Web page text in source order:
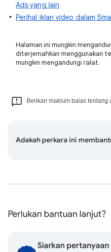
Ads yang lain
Perihal iklan video dalam
Halaman ini mungkin
diterjemahkan menggunakan
mungkin mengandungi ralat.
Berikan maklum balas tentang
Adakah perkara ini
Perlukan bantuan lanjut?
Siarkan